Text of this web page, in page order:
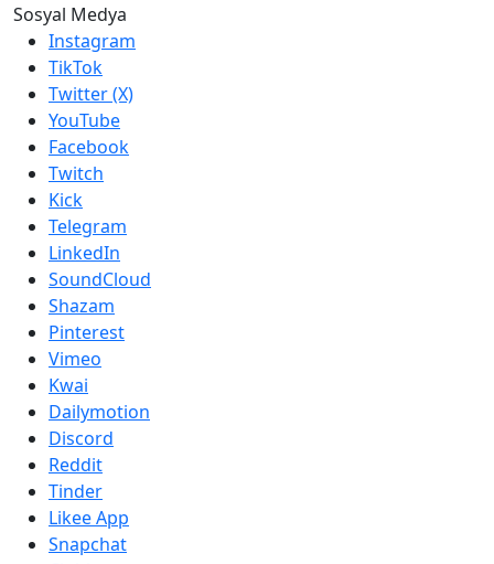
Sosyal Medya
Instagram
TikTok
Twitter (X)
YouTube
Facebook
Twitch
Kick
Telegram
LinkedIn
SoundCloud
Shazam
Pinterest
Vimeo
Kwai
Dailymotion
Discord
Reddit
Tinder
Likee App
Snapchat